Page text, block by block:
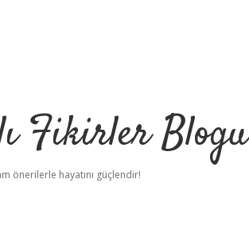
Fikirler Blogu
önerilerle hayatını güçlendir!